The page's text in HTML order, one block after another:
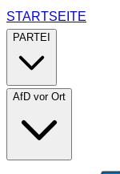
STARTSEITE
PARTEI
AfD vor Ort